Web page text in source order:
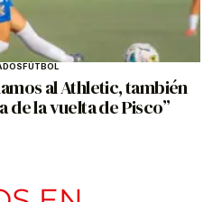
FÚTBOL
al Athletic, también
la vuelta de Pisco”